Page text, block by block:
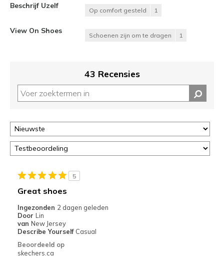
Beschrijf Uzelf
Op comfort gesteld 1
View On Shoes
Schoenen zijn om te dragen 1
43 Recensies
5
Great shoes
Ingezonden 2 dagen geleden
Door Lin
van New Jersey
Describe Yourself Casual
Beoordeeld op
skechers.ca